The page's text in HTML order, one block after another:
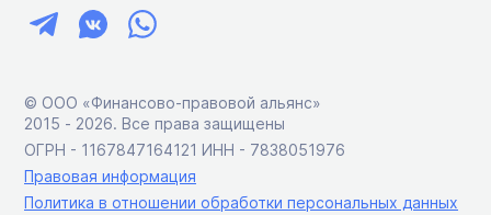
© ООО «Финансово-правовой альянс»
2015 ‑ 2026. Все права защищены
ОГРН - 1167847164121 ИНН - 7838051976
Правовая информация
Политика в отношении обработки персональных данных